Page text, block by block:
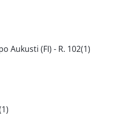
Aukusti (FI) - R. 102(1)